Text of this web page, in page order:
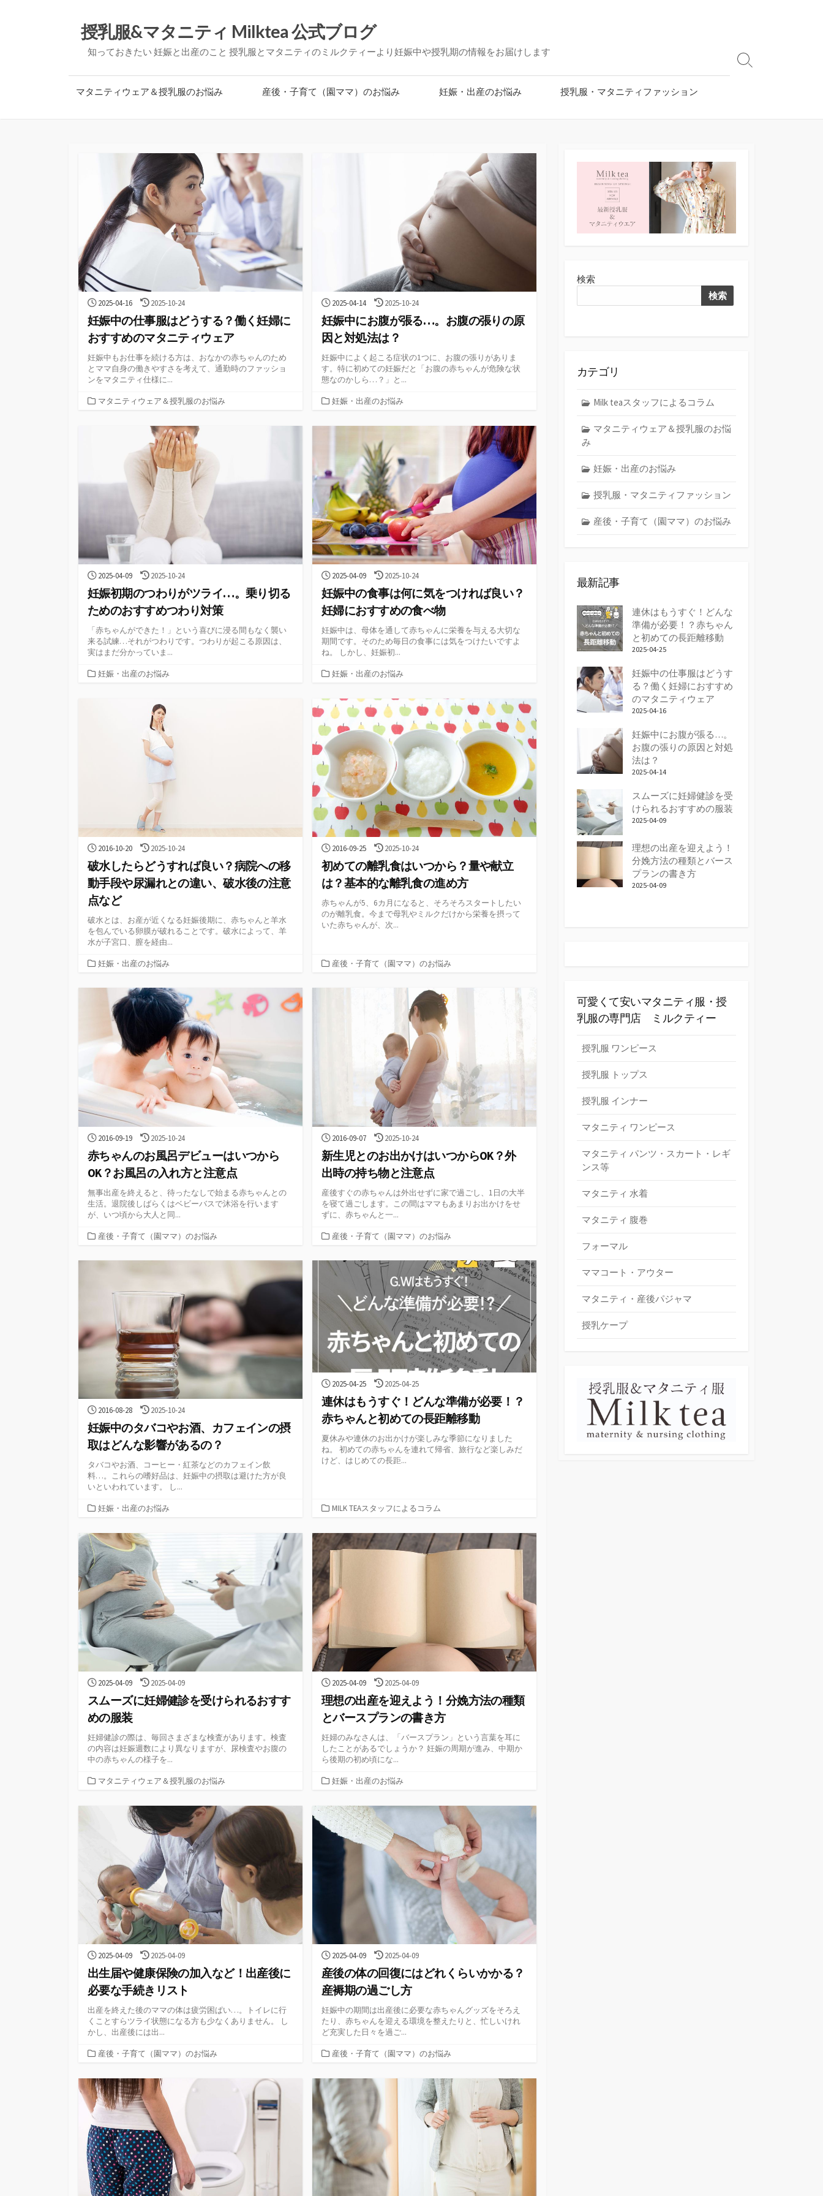
キ
授乳服&マタニティ Milktea 公式ブログ
知っておきたい 妊娠と出産のこと 授乳服とマタニティのミルクティーより妊娠中や授乳期の情報をお届けします
マタニティウェア＆授乳服のお悩み 産後・子育て（園ママ）のお悩み 妊娠・出産のお悩み 授乳服・マタニティファッション
検
公
日
2025-04-16 最
更
新
日
2025-10-24
妊娠中の仕事服はどうする？働く妊婦に
おすすめのマタニティウェア
妊娠中もお仕事を続ける方は、おなかの赤ちゃんのため
とママ自身の働きやすさを考えて、通勤時のファッショ
ンをマタニティ仕様に...
カマタニティウェア＆授乳服のお悩み
公
日
2025-04-14 最
更
新
日
2025-10-24
妊娠中にお腹が張る…。お腹の張りの原
因と対処法は？
妊娠中によく起こる症状の1つに、お腹の張りがありま
す。特に初めての妊娠だと「お腹の赤ちゃんが危険な状
態なのかしら…？」と...
カ
ゴ
妊娠・出産のお悩み
公
日
2025-04-09 最
更
新
日
2025-10-24
妊娠初期のつわりがツライ…。乗り切る
ためのおすすめつわり対策
「赤ちゃんができた！」という喜びに浸る間もなく襲い
来る試練…それがつわりです。つわりが起こる原因は、
実はまだ分かっていま...
カ妊娠・出産のお悩み
公
日
2025-04-09 最
更
新
日
2025-10-24
妊娠中の食事は何に気をつければ良い？
妊婦におすすめの食べ物
妊娠中は、母体を通して赤ちゃんに栄養を与える大切な
期間です。そのため毎日の食事には気をつけたいですよ
ね。 しかし、妊娠初...
カ
ゴ
リ
ー
妊娠・出産のお悩み
公
日
2016-10-20 最
更
新
日
2025-10-24
破水したらどうすれば良い？病院への移
動手段や尿漏れとの違い、破水後の注意
点など
破水とは、お産が近くなる妊娠後期に、赤ちゃんと羊水
を包んでいる卵膜が破れることです。破水によって、羊
水が子宮口、膣を経由...
カ
ゴ
妊娠・出産のお悩み
公
日
2016-09-25 最
更
新
日
2025-10-24
初めての離乳食はいつから？量や献立
は？基本的な離乳食の進め方
赤ちゃんが5、6カ月になると、そろそろスタートしたい
のが離乳食。今まで母乳やミルクだけから栄養を摂って
いた赤ちゃんが、次...
カ
ゴ
産後・子育て（園ママ）のお悩み
公
日
2016-09-19 最
更
新
日
2025-10-24
赤ちゃんのお風呂デビューはいつから
OK？お風呂の入れ方と注意点
無事出産を終えると、待ったなしで始まる赤ちゃんとの
生活。退院後しばらくはベビーバスで沐浴を行います
が、いつ頃から大人と同...
カ
ゴ
産後・子育て（園ママ）のお悩み
公
日
2016-09-07 最
更
新
日
2025-10-24
新生児とのお出かけはいつからOK？外
出時の持ち物と注意点
産後すぐの赤ちゃんは外出せずに家で過ごし、1日の大半
を寝て過ごします。この間はママもあまりお出かけをせ
ずに、赤ちゃんと一...
カ
ゴ
リ
産後・子育て（園ママ）のお悩み
公
日
2016-08-28 最
更
新
日
2025-10-24
妊娠中のタバコやお酒、カフェインの摂
取はどんな影響があるの？
タバコやお酒、コーヒー・紅茶などのカフェイン飲
料…。これらの嗜好品は、妊娠中の摂取は避けた方が良
いといわれています。 し...
カ
ゴ
リ
ー
妊娠・出産のお悩み
公
日
2025-04-25 最
更
新
日
2025-04-25
連休はもうすぐ！どんな準備が必要！？
赤ちゃんと初めての長距離移動
夏休みや連休のお出かけが楽しみな季節になりました
ね。 初めての赤ちゃんを連れて帰省、旅行など楽しみだ
けど、はじめての長距...
カ
ゴ
ー
MILK TEAスタッフによるコラム
公
日
2025-04-09 最
更
新
2025-04-09
スムーズに妊婦健診を受けられるおすす
めの服装
妊婦健診の際は、毎回さまざまな検査があります。検査
の内容は妊娠週数により異なりますが、尿検査やお腹の
中の赤ちゃんの様子を...
カマタニティウェア＆授乳服のお悩み
公
日
2025-04-09 最
更
新
日
2025-04-09
理想の出産を迎えよう！分娩方法の種類
とバースプランの書き方
妊婦のみなさんは、「バースプラン」という言葉を耳に
したことがあるでしょうか？ 妊娠の周期が進み、中期か
ら後期の初め頃にな...
カ
ゴ
リ
ー
妊娠・出産のお悩み
公
日
2025-04-09 最
更
新
日
2025-04-09
出生届や健康保険の加入など！出産後に
必要な手続きリスト
出産を終えた後のママの体は疲労困ぱい…。トイレに行
くことすらツライ状態になる方も少なくありません。 し
かし、出産後には出...
カ
ゴ
リ
ー
産後・子育て（園ママ）のお悩み
公
日
2025-04-09 最
更
新
日
2025-04-09
産後の体の回復にはどれくらいかかる？
産褥期の過ごし方
妊娠中の期間は出産後に必要な赤ちゃんグッズをそろえ
たり、赤ちゃんを迎える環境を整えたりと、忙しいけれ
ど充実した日々を過ご...
カ
ゴ
リ
ー
産後・子育て（園ママ）のお悩み
検索
検索
カテゴリ
Milk teaスタッフによるコラム
マタニティウェア＆授乳服のお悩
み
妊娠・出産のお悩み
授乳服・マタニティファッション
産後・子育て（園ママ）のお悩み
最新記事
連休はもうすぐ！どんな
準備が必要！？赤ちゃん
と初めての長距離移動
2025-04-25
妊娠中の仕事服はどうす
る？働く妊婦におすすめ
のマタニティウェア
2025-04-16
妊娠中にお腹が張る…。
お腹の張りの原因と対処
法は？
2025-04-14
スムーズに妊婦健診を受
けられるおすすめの服装
2025-04-09
理想の出産を迎えよう！
分娩方法の種類とバース
プランの書き方
2025-04-09
可愛くて安いマタニティ服・授
乳服の専門店 ミルクティー
授乳服 ワンピース
授乳服 トップス
授乳服 インナー
マタニティ ワンピース
マタニティ パンツ・スカート・レギ
ンス等
マタニティ 水着
マタニティ 腹巻
フォーマル
ママコート・アウター
マタニティ・産後パジャマ
授乳ケープ